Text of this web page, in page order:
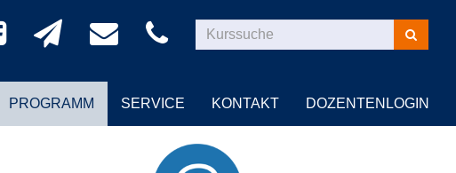
Kurse
suchen
PROGRAMM SERVICE KONTAKT DOZENTENLOGIN